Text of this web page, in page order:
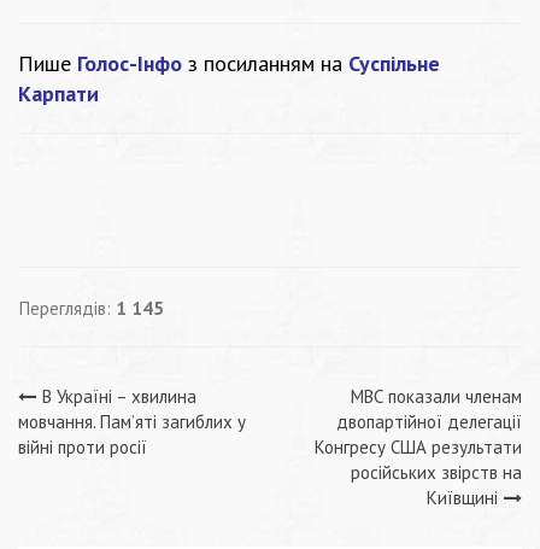
Пише Голос-Інфо з посиланням на Суспільне
Карпати
Переглядів: 1 145
Навігація
записів
В Україні – хвилина
мовчання. Пам’яті загиблих у
війні проти росії
МВС показали членам
двопартійної делегації
Конгресу США результати
російських звірств на
Київщині